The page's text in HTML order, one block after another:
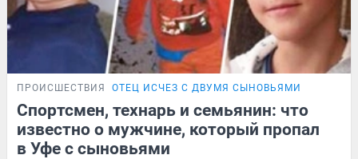
ПРОИСШЕСТВИЯ ОТЕЦ ИСЧЕЗ С ДВУМЯ СЫНОВЬЯМИ
Спортсмен, технарь и семьянин: что
известно о мужчине, который пропал
в Уфе с сыновьями